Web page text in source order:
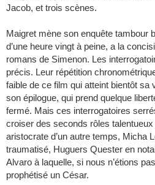
Jacob, et trois scènes.
Maigret mène son enquête tambour
d’une heure vingt à peine, a la
romans de Simenon. Les
précis. Leur répétition
faible de ce film qui atteint bientôt sa
son épilogue, qui prend quelque
fermé. Mais ces interrogatoires
croiser des seconds rôles
aristocrate d’un autre temps, Micha
traumatisé, Huguers Quester en
Alvaro à laquelle, si nous n’étions
prophétisé un César.